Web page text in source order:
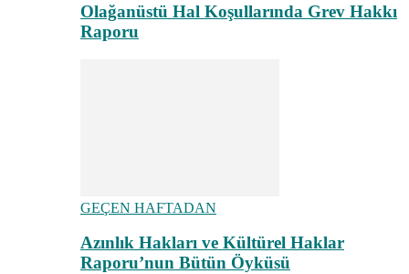
Olağanüstü Hal Koşullarında Grev Hakkı
Raporu
GEÇEN HAFTADAN
Azınlık Hakları ve Kültürel Haklar
Raporu’nun Bütün Öyküsü